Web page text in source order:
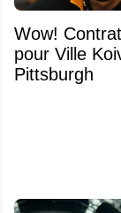
Wow!
pour Ville
Pittsburgh